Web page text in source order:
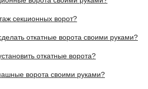
секционных ворот?
откатные ворота своими руками?
откатные ворота?
ворота своими руками?